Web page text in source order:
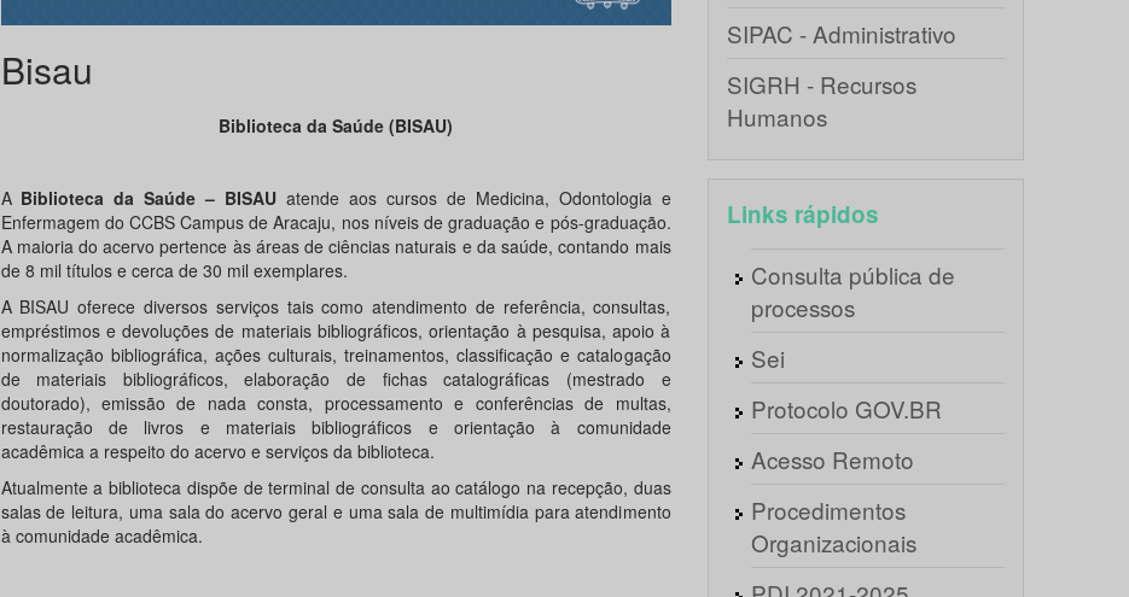
Bisau
Biblioteca da Saúde (BISAU)
A Biblioteca da Saúde – BISAU atende aos cursos de Medicina, Odontologia e
Enfermagem do CCBS Campus de Aracaju, nos níveis de graduação e pós-graduação.
A maioria do acervo pertence às áreas de ciências naturais e da saúde, contando mais
de 8 mil títulos e cerca de 30 mil exemplares.
A BISAU oferece diversos serviços tais como atendimento de referência, consultas,
empréstimos e devoluções de materiais bibliográficos, orientação à pesquisa, apoio à
normalização bibliográfica, ações culturais, treinamentos, classificação e catalogação
de materiais bibliográficos, elaboração de fichas catalográficas (mestrado e
doutorado), emissão de nada consta, processamento e conferências de multas,
restauração de livros e materiais bibliográficos e orientação à comunidade
acadêmica a respeito do acervo e serviços da biblioteca.
Atualmente a biblioteca dispõe de terminal de consulta ao catálogo na recepção, duas
salas de leitura, uma sala do acervo geral e uma sala de multimídia para atendimento
à comunidade acadêmica.
SIPAC - Administrativo
SIGRH - Recursos
Humanos
Links rápidos
Consulta pública de
processos
Sei
Protocolo GOV.BR
Acesso Remoto
Procedimentos
Organizacionais